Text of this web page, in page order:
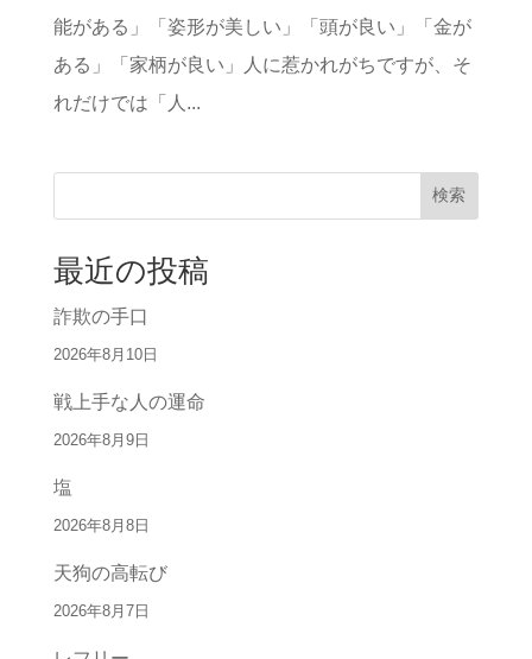
能がある」「姿形が美しい」「頭が良い」「金が
ある」「家柄が良い」人に惹かれがちですが、そ
れだけでは「人...
検索
最近の投稿
詐欺の手口
2026年8月10日
戦上手な人の運命
2026年8月9日
塩
2026年8月8日
天狗の高転び
2026年8月7日